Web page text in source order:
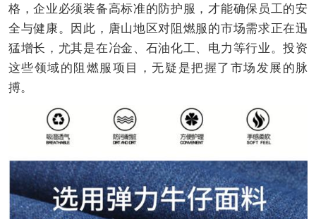
格，企业必须装备高标准的防护服，才能确保员工的安
全与健康。因此，唐山地区对阻燃服的市场需求正在迅
猛增长，尤其是在冶金、石油化工、电力等行业。投资
这些领域的阻燃服项目，无疑是把握了市场发展的脉
搏。